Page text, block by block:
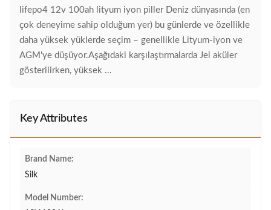
lifepo4 12v 100ah lityum iyon piller Deniz dünyasında (en
çok deneyime sahip olduğum yer) bu günlerde ve özellikle
daha yüksek yüklerde seçim – genellikle Lityum-iyon ve
AGM'ye düşüyor.Aşağıdaki karşılaştırmalarda Jel aküler
gösterilirken, yüksek ...
Key Attributes
Brand Name:
Silk
Model Number: